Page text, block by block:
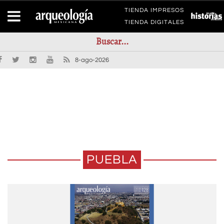
TIENDA IMPRESOS
TIENDA DIGITALES
8-ago-2026
PUEBLA